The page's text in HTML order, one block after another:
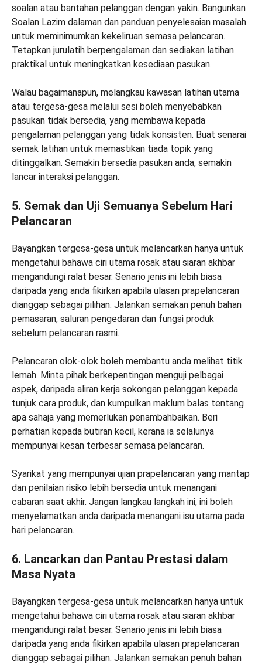
soalan atau bantahan pelanggan dengan yakin. Bangunkan
Soalan Lazim dalaman dan panduan penyelesaian masalah
untuk meminimumkan kekeliruan semasa pelancaran.
Tetapkan jurulatih berpengalaman dan sediakan latihan
praktikal untuk meningkatkan kesediaan pasukan.
Walau bagaimanapun, melangkau kawasan latihan utama
atau tergesa-gesa melalui sesi boleh menyebabkan
pasukan tidak bersedia, yang membawa kepada
pengalaman pelanggan yang tidak konsisten. Buat senarai
semak latihan untuk memastikan tiada topik yang
ditinggalkan. Semakin bersedia pasukan anda, semakin
lancar interaksi pelanggan.
5. Semak dan Uji Semuanya Sebelum Hari
Pelancaran
Bayangkan tergesa-gesa untuk melancarkan hanya untuk
mengetahui bahawa ciri utama rosak atau siaran akhbar
mengandungi ralat besar. Senario jenis ini lebih biasa
daripada yang anda fikirkan apabila ulasan prapelancaran
dianggap sebagai pilihan. Jalankan semakan penuh bahan
pemasaran, saluran pengedaran dan fungsi produk
sebelum pelancaran rasmi.
Pelancaran olok-olok boleh membantu anda melihat titik
lemah. Minta pihak berkepentingan menguji pelbagai
aspek, daripada aliran kerja sokongan pelanggan kepada
tunjuk cara produk, dan kumpulkan maklum balas tentang
apa sahaja yang memerlukan penambahbaikan. Beri
perhatian kepada butiran kecil, kerana ia selalunya
mempunyai kesan terbesar semasa pelancaran.
Syarikat yang mempunyai ujian prapelancaran yang mantap
dan penilaian risiko lebih bersedia untuk menangani
cabaran saat akhir. Jangan langkau langkah ini, ini boleh
menyelamatkan anda daripada menangani isu utama pada
hari pelancaran.
6. Lancarkan dan Pantau Prestasi dalam
Masa Nyata
Bayangkan tergesa-gesa untuk melancarkan hanya untuk
mengetahui bahawa ciri utama rosak atau siaran akhbar
mengandungi ralat besar. Senario jenis ini lebih biasa
daripada yang anda fikirkan apabila ulasan prapelancaran
dianggap sebagai pilihan. Jalankan semakan penuh bahan